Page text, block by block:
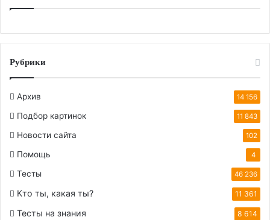
Рубрики
Архив 14 156
Подбор картинок 11 843
Новости сайта 102
Помощь 4
Тесты 46 236
Кто ты, какая ты? 11 361
Тесты на знания 8 614